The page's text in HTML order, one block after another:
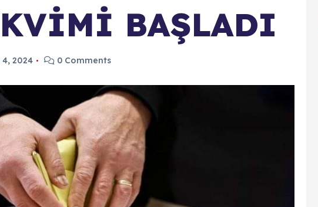
BAŞLADI
4, 2024 0 Comments